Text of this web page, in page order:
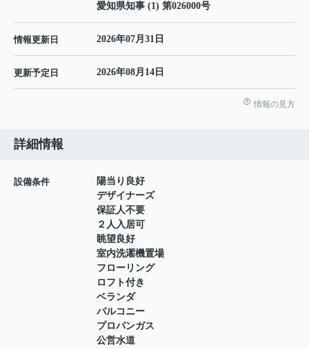
愛知県知事 (1) 第026000号
情報更新日 2026年07月31日
更新予定日 2026年08月14日
情報の見方
詳細情報
設備条件
陽当り良好
デザイナーズ
保証人不要
２人入居可
眺望良好
室内洗濯機置場
フローリング
ロフト付き
ベランダ
バルコニー
プロパンガス
公営水道